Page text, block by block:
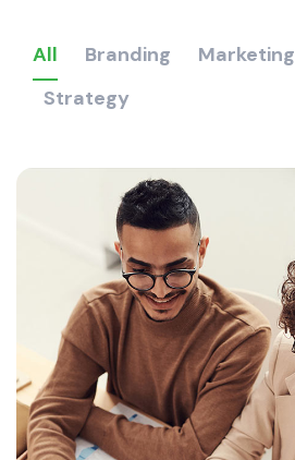
All Branding Marketing
Strategy